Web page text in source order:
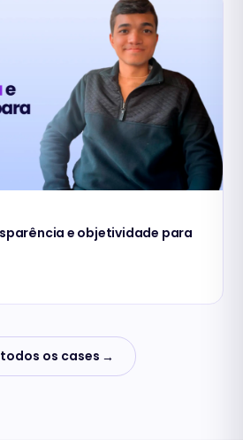
e objetividade para
os cases →